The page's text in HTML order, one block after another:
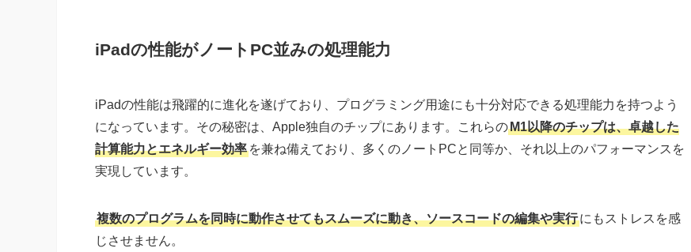
iPadの性能がノートPC並みの処理能力
iPadの性能は飛躍的に進化を遂げており、プログラミング用途にも十分対応できる処理能力を持つよう
になっています。その秘密は、Apple独自のチップにあります。これらのM1以降のチップは、卓越した
計算能力とエネルギー効率 を兼ね備えており、多くのノートPCと同等か、それ以上のパフォーマンスを
実現しています。
複数のプログラムを同時に動作させてもスムーズに動き、ソースコードの編集や実行にもストレスを感
じさせません。